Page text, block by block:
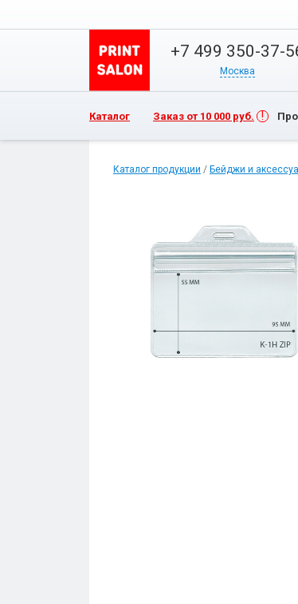
+7 499 350-37-
Москва
Каталог Заказ от 10 000 руб.
Каталог продукции / Бейджи и